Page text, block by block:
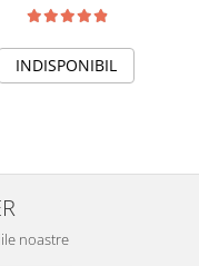
INDISPONIBIL
noastre